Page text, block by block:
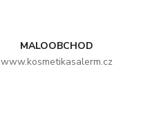
MALOOBCHOD
www.kosmetikasalerm.cz